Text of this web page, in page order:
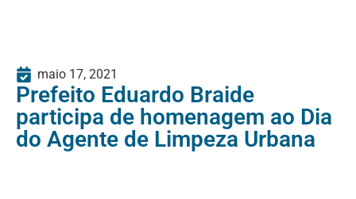
maio 17, 2021
Prefeito Eduardo Braide
participa de homenagem ao Dia
do Agente de Limpeza Urbana